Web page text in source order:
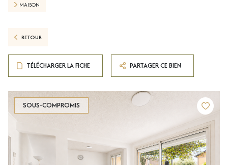
MAISON
RETOUR
TÉLÉCHARGER LA FICHE PARTAGER CE BIEN
SOUS-COMPROMIS